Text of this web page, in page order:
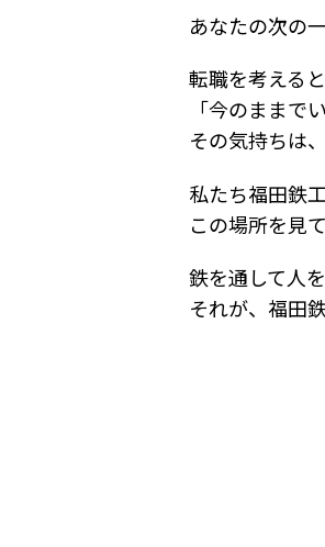
あなたの次の
転職を考える
「今のままで
その気持ちは
私たち福田鉄
この場所を見
鉄を通して人
それが、福田